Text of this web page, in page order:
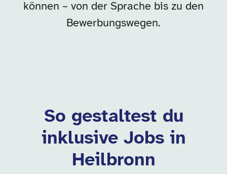
können – von der Sprache bis zu den
Bewerbungswegen.
So gestaltest du
inklusive Jobs in
Heilbronn